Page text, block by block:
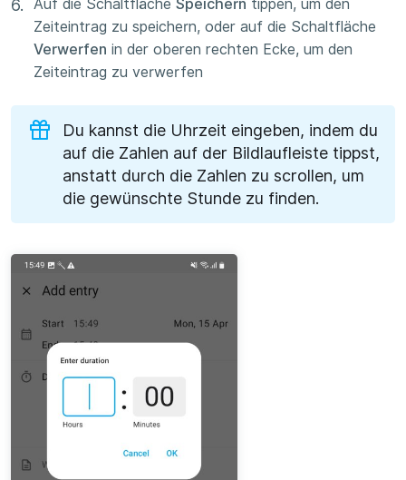
Auf die Schaltfläche Speichern tippen, um den
Zeiteintrag zu speichern, oder auf die Schaltfläche
Verwerfen in der oberen rechten Ecke, um den
Zeiteintrag zu verwerfen
Du kannst die Uhrzeit eingeben, indem du
auf die Zahlen auf der Bildlaufleiste tippst,
anstatt durch die Zahlen zu scrollen, um
die gewünschte Stunde zu finden.